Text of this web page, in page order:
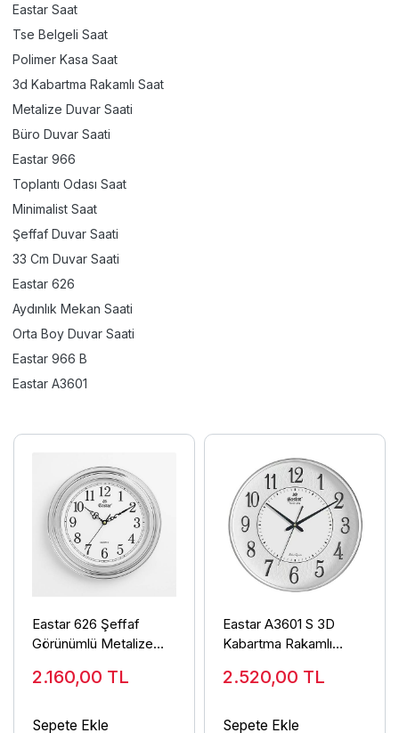
Eastar Saat
Tse Belgeli Saat
Polimer Kasa Saat
3d Kabartma Rakamlı Saat
Metalize Duvar Saati
Büro Duvar Saati
Eastar 966
Toplantı Odası Saat
Minimalist Saat
Şeffaf Duvar Saati
33 Cm Duvar Saati
Eastar 626
Aydınlık Mekan Saati
Orta Boy Duvar Saati
Eastar 966 B
Eastar A3601
Eastar 626 Şeffaf
Görünümlü Metalize
2.160,00 TL
Sepete Ekle
Eastar A3601 S 3D
Kabartma Rakamlı
2.520,00 TL
Sepete Ekle